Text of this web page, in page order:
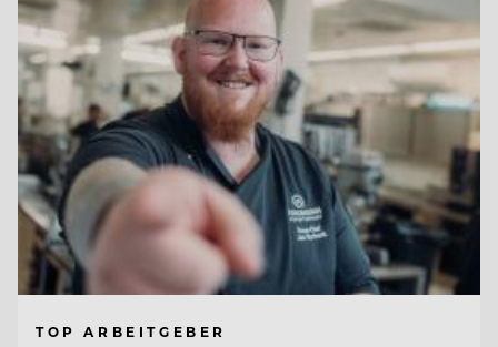
TOP ARBEITGEBER